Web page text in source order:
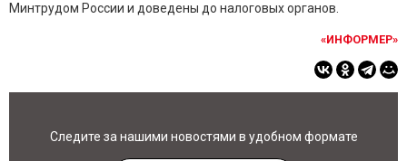
Минтрудом России и доведены до налоговых органов.
«ИНФОРМЕР»
Следите за нашими новостями в удобном формате